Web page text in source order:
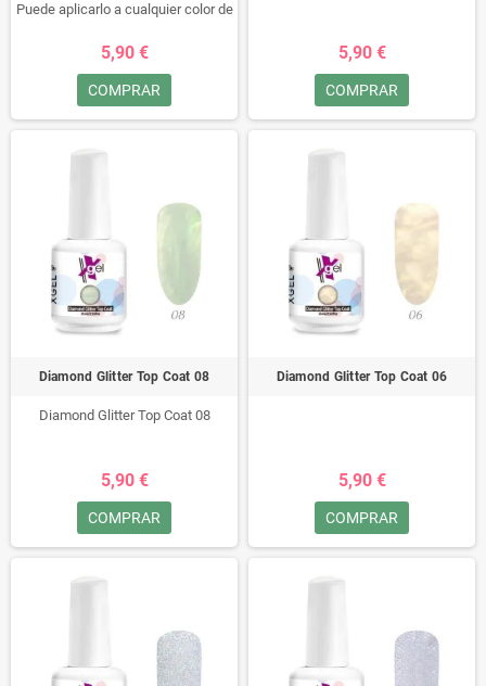
espectaculares!
Puede aplicarlo a cualquier color de
brillo del color en la oscuridad.Agite
bien la botella para que el brillo
pueda ser estable e igual a todas
las capas antes de usar.
5,90 €
COMPRAR
5,90 €
COMPRAR
Diamond Glitter Top Coat 08
Diamond Glitter Top Coat 08
5,90 €
COMPRAR
Diamond Glitter Top Coat 06
5,90 €
COMPRAR